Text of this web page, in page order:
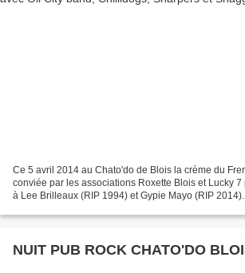
Ce 5 avril 2014 au Chato'do de Blois la crème du
conviée par les associations Roxette Blois et Lucky
à Lee Brilleaux (RIP 1994) et Gypie Mayo (RIP
NUIT PUB ROCK CHATO'DO